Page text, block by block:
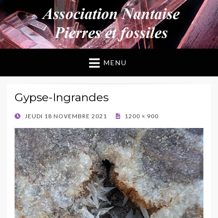
ANPF
Association Nantaise Pierres et Fossiles
MENU
Gypse-Ingrandes
POSTED
JEUDI 18 NOVEMBRE 2021 1200 × 900